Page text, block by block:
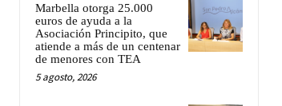
Marbella otorga 25.000
euros de ayuda a la
Asociación Principito, que
atiende a más de un centenar
de menores con TEA
5 agosto, 2026